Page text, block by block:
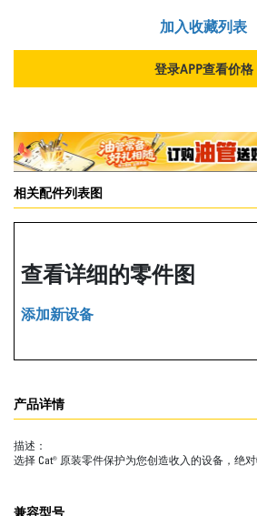
加入收藏列表
登录APP查看价格
相关配件列表图
查看详细的零件图
添加新设备
产品详情
描述：
选择 Cat® 原装零件保护为您创造收入的设备，绝对
兼容型号